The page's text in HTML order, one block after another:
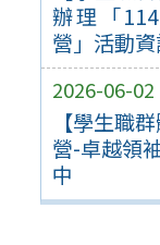
辦理「
營」活動
2026-06-02
【學生職
營-卓越領
中